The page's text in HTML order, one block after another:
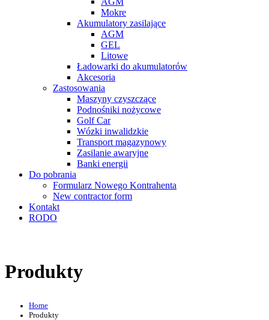
Mokre
Akumulatory zasilające
AGM
GEL
Litowe
Ładowarki do akumulatorów
Akcesoria
Zastosowania
Maszyny czyszczące
Podnośniki nożycowe
Golf Car
Wózki inwalidzkie
Transport magazynowy
Zasilanie awaryjne
Banki energii
Do pobrania
Formularz Nowego Kontrahenta
New contractor form
Kontakt
RODO
Produkty
Home
Produkty